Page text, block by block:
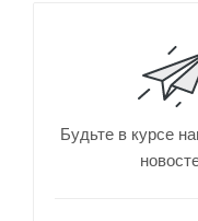
Будьте в курсе